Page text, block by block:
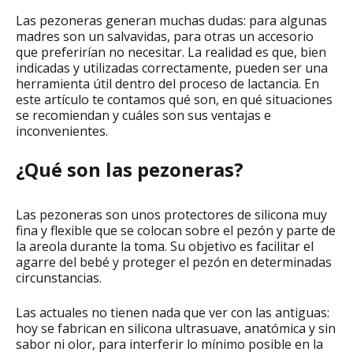
Las pezoneras generan muchas dudas: para algunas
madres son un salvavidas, para otras un accesorio
que preferirían no necesitar. La realidad es que, bien
indicadas y utilizadas correctamente, pueden ser una
herramienta útil dentro del proceso de lactancia. En
este artículo te contamos qué son, en qué situaciones
se recomiendan y cuáles son sus ventajas e
inconvenientes.
¿Qué son las pezoneras?
Las pezoneras son unos protectores de silicona muy
fina y flexible que se colocan sobre el pezón y parte de
la areola durante la toma. Su objetivo es facilitar el
agarre del bebé y proteger el pezón en determinadas
circunstancias.
Las actuales no tienen nada que ver con las antiguas:
hoy se fabrican en silicona ultrasuave, anatómica y sin
sabor ni olor, para interferir lo mínimo posible en la